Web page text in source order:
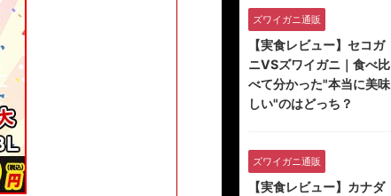
ズワイガニ通販
【実食レビュー】セコガ
ニVSズワイガニ｜食べ比
べて分かった"本当に美味
しい"のはどっち？
ズワイガニ通販
【実食レビュー】カナダ